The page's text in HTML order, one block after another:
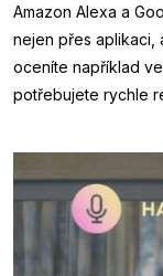
Amazon Alexa a
nejen přes aplikaci,
oceníte například
potřebujete rychle